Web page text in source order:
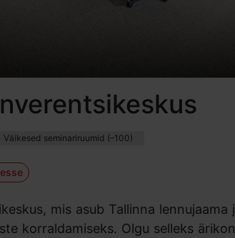
Väikesed seminariruumid (–100)
mis asub Tallinna
korraldamiseks. Olgu selleks